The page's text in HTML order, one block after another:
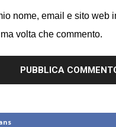
nome, email e sito web
volta che commento.